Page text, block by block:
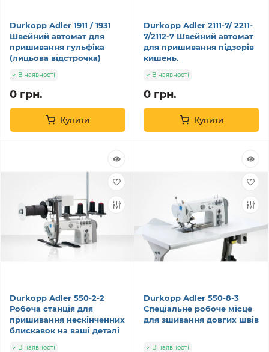
Durkopp Adler 1911 / 1931
Швейний автомат для
пришивання гульфіка
(лицьова відстрочка)
В наявності
0 грн.
Купити
Durkopp Adler 2111-7/ 2211-
7/2112-7 Швейний автомат
для пришивання підзорів
кишень.
В наявності
0 грн.
Купити
Durkopp Adler 550-2-2
Робоча станція для
пришивання нескінченних
блискавок на ваші деталі
В наявності
Durkopp Adler 550-8-3
Спеціальне робоче місце
для зшивання довгих швів
В наявності